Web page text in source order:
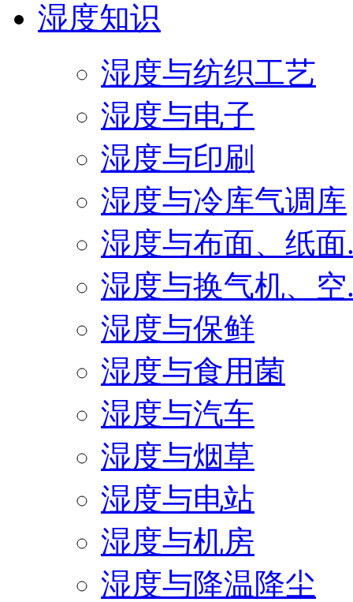
湿度知识
湿度与纺织工艺
湿度与电子
湿度与印刷
湿度与冷库气调库
湿度与布面、纸面
湿度与换气机、空
湿度与保鲜
湿度与食用菌
湿度与汽车
湿度与烟草
湿度与电站
湿度与机房
湿度与降温降尘